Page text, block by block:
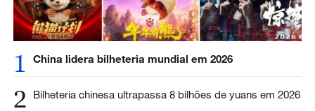
1 China lidera bilheteria mundial em 2026
2 Bilheteria chinesa ultrapassa 8 bilhões de yuans em 2026